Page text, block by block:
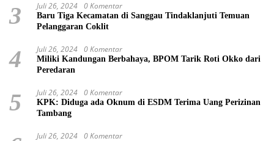
3 Juli 26, 2024 0 Komentar
Baru Tiga Kecamatan di Sanggau Tindaklanjuti Temuan
Pelanggaran Coklit
4 Juli 26, 2024 0 Komentar
Miliki Kandungan Berbahaya, BPOM Tarik Roti Okko dari
Peredaran
5 Juli 26, 2024 0 Komentar
KPK: Diduga ada Oknum di ESDM Terima Uang Perizinan
Tambang
Juli 26, 2024 0 Komentar